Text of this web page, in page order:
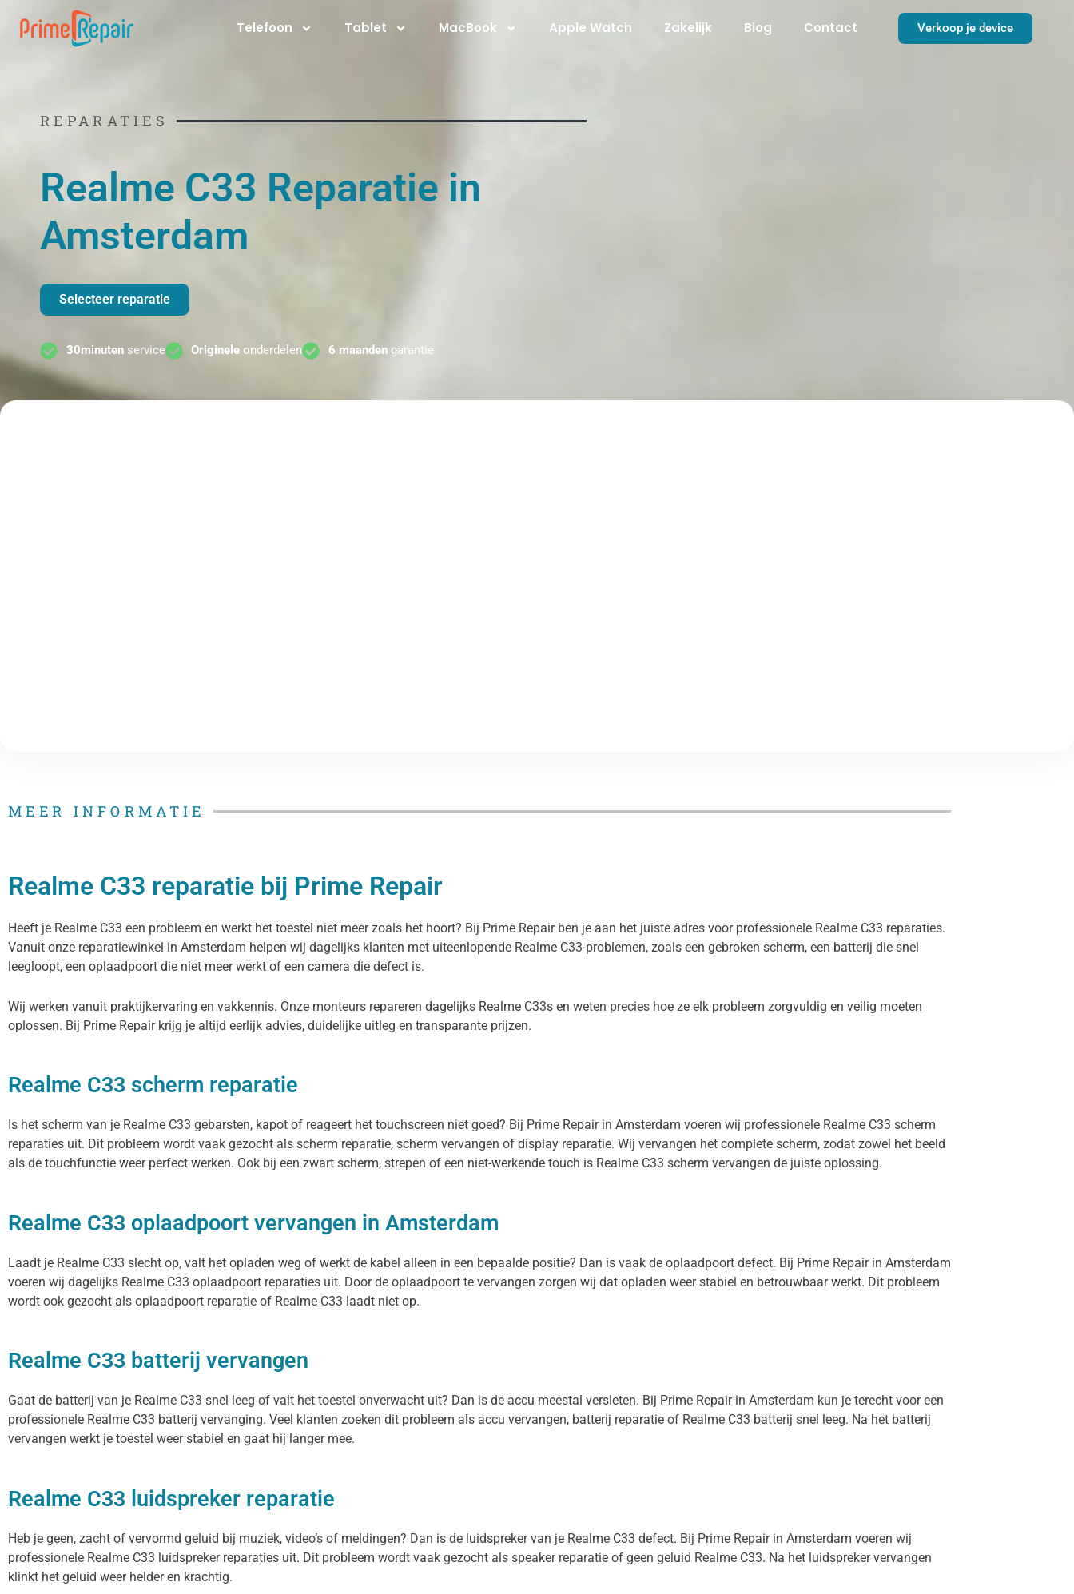
naar
Telefoon Tablet MacBook Apple Watch Zakelijk Blog Contact Verkoop je device
REPARATIES
Realme C33 Reparatie in
Amsterdam
Selecteer reparatie
30minutenservice Originele onderdelen 6 maandengarantie
MEER INFORMATIE
Realme C33 reparatie bij Prime Repair
Heeft je Realme C33 een probleem en werkt het toestel niet meer zoals het hoort? Bij Prime Repair ben je aan het juiste adres voor professionele Realme C33 reparaties.
Vanuit onze reparatiewinkel in Amsterdam helpen wij dagelijks klanten met uiteenlopende Realme C33-problemen, zoals een gebroken scherm, een batterij die snel
leegloopt, een oplaadpoort die niet meer werkt of een camera die defect is.
Wij werken vanuit praktijkervaring en vakkennis. Onze monteurs repareren dagelijks Realme C33s en weten precies hoe ze elk probleem zorgvuldig en veilig moeten
oplossen. Bij Prime Repair krijg je altijd eerlijk advies, duidelijke uitleg en transparante prijzen.
Realme C33 scherm reparatie
Is het scherm van je Realme C33 gebarsten, kapot of reageert het touchscreen niet goed? Bij Prime Repair in Amsterdam voeren wij professionele Realme C33 scherm
reparaties uit. Dit probleem wordt vaak gezocht als scherm reparatie, scherm vervangen of display reparatie. Wij vervangen het complete scherm, zodat zowel het beeld
als de touchfunctie weer perfect werken. Ook bij een zwart scherm, strepen of een niet-werkende touch is Realme C33 scherm vervangen de juiste oplossing.
Realme C33 oplaadpoort vervangen in Amsterdam
Laadt je Realme C33 slecht op, valt het opladen weg of werkt de kabel alleen in een bepaalde positie? Dan is vaak de oplaadpoort defect. Bij Prime Repair in Amsterdam
voeren wij dagelijks Realme C33 oplaadpoort reparaties uit. Door de oplaadpoort te vervangen zorgen wij dat opladen weer stabiel en betrouwbaar werkt. Dit probleem
wordt ook gezocht als oplaadpoort reparatie of Realme C33 laadt niet op.
Realme C33 batterij vervangen
Gaat de batterij van je Realme C33 snel leeg of valt het toestel onverwacht uit? Dan is de accu meestal versleten. Bij Prime Repair in Amsterdam kun je terecht voor een
professionele Realme C33 batterij vervanging. Veel klanten zoeken dit probleem als accu vervangen, batterij reparatie of Realme C33 batterij snel leeg. Na het batterij
vervangen werkt je toestel weer stabiel en gaat hij langer mee.
Realme C33 luidspreker reparatie
Heb je geen, zacht of vervormd geluid bij muziek, video’s of meldingen? Dan is de luidspreker van je Realme C33 defect. Bij Prime Repair in Amsterdam voeren wij
professionele Realme C33 luidspreker reparaties uit. Dit probleem wordt vaak gezocht als speaker reparatie of geen geluid Realme C33. Na het luidspreker vervangen
klinkt het geluid weer helder en krachtig.